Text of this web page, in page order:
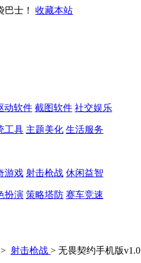
士！ 收藏本站
动软件 截图软件 社交娱乐
工具 主题美化 生活服务
游戏 射击枪战 休闲益智
扮演 策略塔防 赛车竞速
> 射击枪战 > 无畏契约手机版